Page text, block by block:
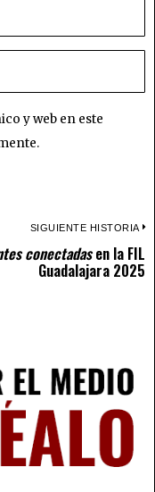
y web en este
SIGUIENTE HISTORIA
conectadasen la FIL
Guadalajara 2025